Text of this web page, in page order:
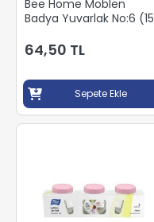
Bee Home Moblen
Badya Yuvarlak No:6 (15
64,50 TL
Sepete Ekle